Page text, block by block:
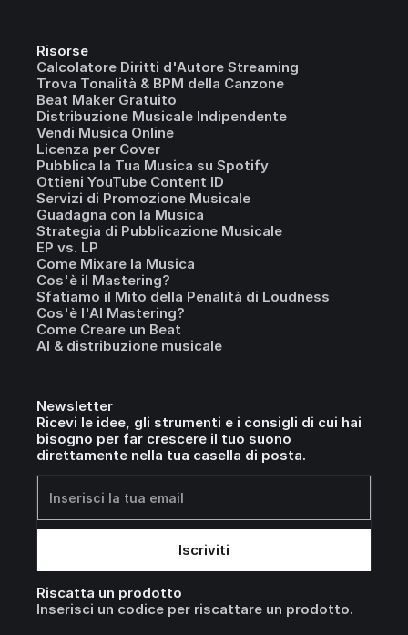
Risorse
Calcolatore Diritti d'Autore Streaming
Trova Tonalità & BPM della Canzone
Beat Maker Gratuito
Distribuzione Musicale Indipendente
Vendi Musica Online
Licenza per Cover
Pubblica la Tua Musica su Spotify
Ottieni YouTube Content ID
Servizi di Promozione Musicale
Guadagna con la Musica
Strategia di Pubblicazione Musicale
EP vs. LP
Come Mixare la Musica
Cos'è il Mastering?
Sfatiamo il Mito della Penalità di Loudness
Cos'è l'AI Mastering?
Come Creare un Beat
AI & distribuzione musicale
Newsletter
Ricevi le idee, gli strumenti e i consigli di cui hai
bisogno per far crescere il tuo suono
direttamente nella tua casella di posta.
Riscatta un prodotto
Inserisci un codice per riscattare un prodotto.